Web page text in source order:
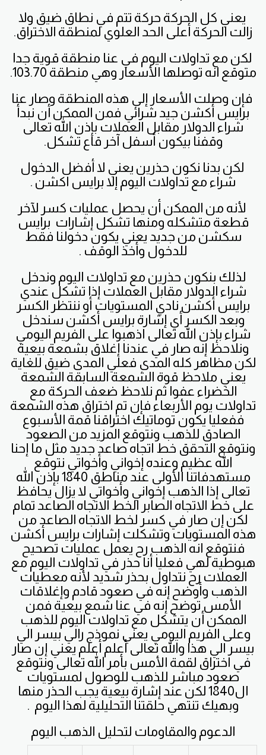
يعني كل الحركة حركة تتم في نطاق ضيق ولا
زالت الحركة أعلى الحد العلوي لمنطقة الاختراق.
لكن مع تداولات اليوم في عنا منطقة قوية جدا
متوقع انه توصلها الأسعار وهي منطقة 103.70.
فإن وصلت الأسعار إلى هذه المنطقة وصار عنا
برايس أكشن جيد شرائي فمن الممكن أن نبدأ
شراء الدولار مقابل العملات بإذن الله تعالى
وقفنا بيكون أسفل آخر قاع تشكل.
لكن بدنا نكون حذرين يعني لا أفضل الدخول
شراء مع تداولات اليوم إلا برايس اكشن .
لأنه من الممكن أن يحصل عمليات كسر لآخر
قطعة متشكله ومنها تشكل إشارات برايس
سكشن من جديد يعني يكون دخولنا فقط
للدخول وأخذ الوقف .
لذلك بنكون حذرين مع تداولات اليوم وندخل
شراء الدولار مقابل العملات إذا تشكل عندي
برايس أكشن نادي المستويات أو ننتظر الكسر
وبعد الكسر أي إشارة برايس أكشن سندخل
شراء بإذن الله تعالى اذهبوا على الفريم اليومي
ونلاحظ إنه صار في عندنا إغلاق بشمعة بيعية
لكن مظاهر كله المدى فعلي المدى ضيق للغاية
يعني ملاحظ قوة الشمعة السابقة الشمعة
الخضراء عفوا ثم نلاحظ ضعف الحركة مع
تداولات يوم الأربعاء فإن تم اختراق هذه الشمعة
ففعليا يكون توماتيك اختراقنا قمة الأسبوع
الصادق للذهب ونتوقع المزيد من الصعود
ونتوقع التحقق خط اتجاه صاعد جديد مثل ما إحنا
الله عظيم وعنده إخواني وأخواتي نتوقع
مستهدفاتنا الأولى عند مناطق 1840 بإذن الله
تعالى إذا الذهب إخواني وأخواتي لا يزال يحافظ
على خط الاتجاه الصابر الخط الاتجاه الصاعد تمام
لكن إن صار في كسر لخط الاتجاه الصاعد من
هذه المستويات وتشكلت إشارات برايس أكشن
فنتوقع انه الذهب رح يعمل عمليات تصحيح
هبوطية لهي فعليا أنا حذر في تداولات اليوم مع
العملات رح نتداول بحذر شديد لأنه معطيات
الذهب وأوضح إنه في صعود قادم وإغلاقات
الأمس توضح إنه في عنا شمع بيعية فمن
الممكن أن يتشكل مع تداولات اليوم للذهب
وعلى الفريم اليومي يعني نموذج رالي بيسر الي
بيسر الي هذا والله تعالى أعلم أعلم يعني إن صار
في اختراق لقمة الأمس بأمر الله تعالى ونتوقع
صعود مباشر للذهب للوصول لمستويات
ال1840 لكن عند إشارة بيعية يجب الحذر منها
وبهيك تنتهي حلقتنا التحليلية لهذا اليوم .
الدعوم والمقاومات لتحليل الذهب اليوم